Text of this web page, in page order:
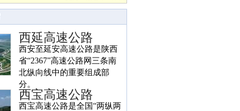
西延高速公路
西安至延安高速公路是陕西
省“2367”高速公路网三条南
北纵向线中的重要组成部
分。
西宝高速公路
西宝高速公路是全国“两纵两